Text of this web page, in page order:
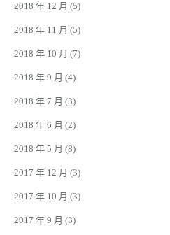
2018 年 12 月 (5)
2018 年 11 月 (5)
2018 年 10 月 (7)
2018 年 9 月 (4)
2018 年 7 月 (3)
2018 年 6 月 (2)
2018 年 5 月 (8)
2017 年 12 月 (3)
2017 年 10 月 (3)
2017 年 9 月 (3)